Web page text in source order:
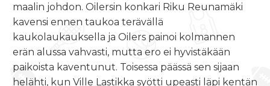
maalin johdon. Oilersin konkari Riku Reunamäki
kavensi ennen taukoa terävällä
kaukolaukauksella ja Oilers painoi kolmannen
erän alussa vahvasti, mutta ero ei hyvistäkään
paikoista kaventunut. Toisessa päässä sen sijaan
helähti, kun Ville Lastikka syötti upeasti läpi kentän